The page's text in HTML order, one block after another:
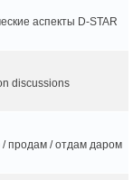
аспекты D-STAR
discussions
/ продам / отдам даром